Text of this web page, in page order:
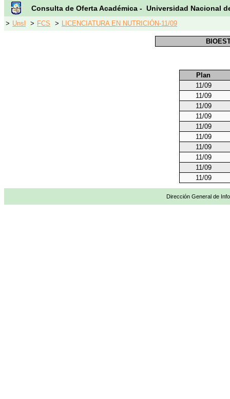
Consulta de Oferta Académica - Universidad Nacional
> Unsl > FCS > LICENCIATURA EN NUTRICIÓN-11/09
Plan
11/09
11/09
11/09
11/09
11/09
11/09
11/09
11/09
11/09
11/09
Dirección General de